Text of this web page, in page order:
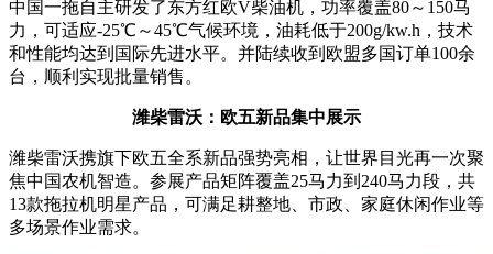
中国一拖自主研发了东方红欧V柴油机，功率覆盖80～ 150马
力，可适应-25℃～45℃气候环境，油耗低于200g/kw.h ，技术
和性能均达到国际先进水平。并陆续收到欧盟多国订单100余
台，顺利实现批量销售。
潍柴雷沃：欧五新品集中展示
潍柴雷沃携旗下欧五全系新品强势亮相，让世界目光再一次聚
焦中国农机智造。参展产品矩阵覆盖25马力到 240马力段，共
13款拖拉机明星产品，可满足耕整地、市政、家庭休闲作业等
多场景作业需求。